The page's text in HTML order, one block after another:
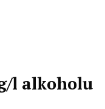
l alkoholu